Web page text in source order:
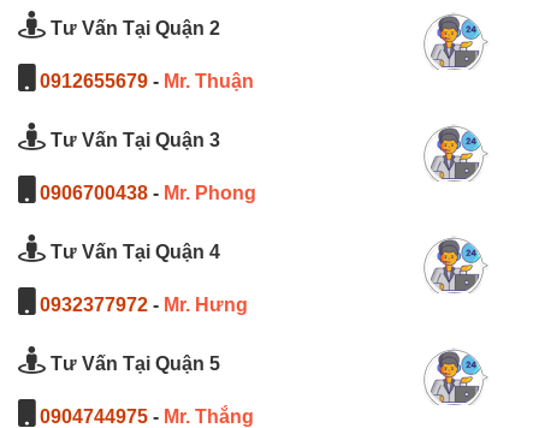
Tư Vấn Tại Quận 2
0912655679 - Mr. Thuận
Tư Vấn Tại Quận 3
0906700438 - Mr. Phong
Tư Vấn Tại Quận 4
0932377972 - Mr. Hưng
Tư Vấn Tại Quận 5
0904744975 - Mr. Thắng